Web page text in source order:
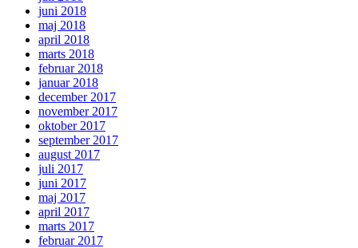
juni 2018
maj 2018
april 2018
marts 2018
februar 2018
januar 2018
december 2017
november 2017
oktober 2017
september 2017
august 2017
juli 2017
juni 2017
maj 2017
april 2017
marts 2017
februar 2017